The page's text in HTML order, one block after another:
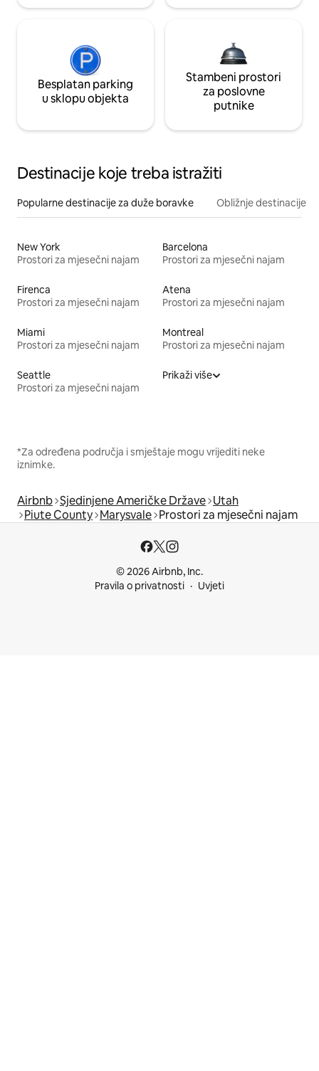
Besplatan parking
u sklopu objekta
Stambeni prostori
za poslovne
putnike
Destinacije koje treba istražiti
Popularne destinacije za duže boravke Obližnje destinacije
New York
Prostori za mjesečni najam
Barcelona
Prostori za mjesečni najam
Firenca
Prostori za mjesečni najam
Atena
Prostori za mjesečni najam
Miami
Prostori za mjesečni najam
Montreal
Prostori za mjesečni najam
Seattle
Prostori za mjesečni najam
Prikaži više
*Za određena područja i smještaje mogu vrijediti neke
iznimke.
Airbnb Sjedinjene Američke Države Utah
Piute County Marysvale Prostori za mjesečni najam
© 2026 Airbnb, Inc.
Pravila o privatnosti
Uvjeti